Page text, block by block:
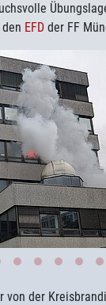
EFD der FF
von der